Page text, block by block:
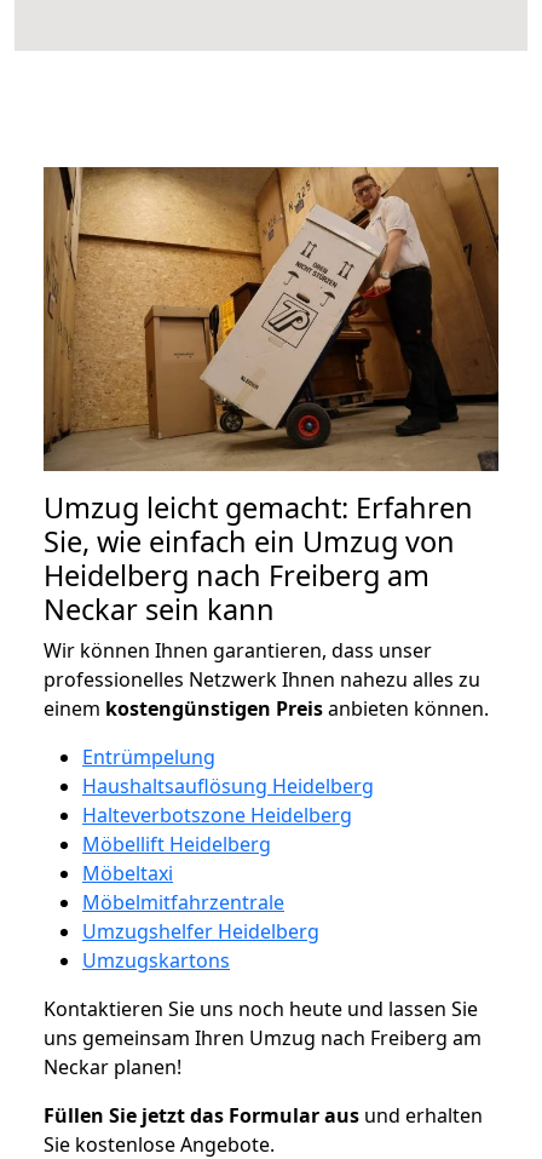
Umzug leicht gemacht: Erfahren
Sie, wie einfach ein Umzug von
Heidelberg nach Freiberg am
Neckar sein kann
Wir können Ihnen garantieren, dass unser
professionelles Netzwerk Ihnen nahezu alles zu
einem kostengünstigen Preisanbieten können.
Entrümpelung
Haushaltsauflösung Heidelberg
Halteverbotszone Heidelberg
Möbellift Heidelberg
Möbeltaxi
Möbelmitfahrzentrale
Umzugshelfer Heidelberg
Umzugskartons
Kontaktieren Sie uns noch heute und lassen Sie
uns gemeinsam Ihren Umzug nach Freiberg am
Neckar planen!
Füllen Sie jetzt das Formular aus und erhalten
Sie kostenlose Angebote.